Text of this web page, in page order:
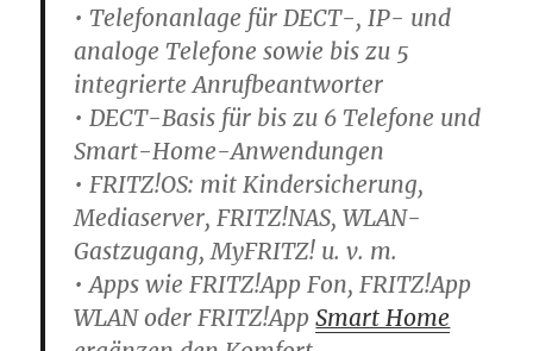
• Telefonanlage für DECT-, IP- und
analoge Telefone sowie bis zu 5
integrierte Anrufbeantworter
• DECT-Basis für bis zu 6 Telefone und
Smart-Home-Anwendungen
• FRITZ!OS: mit Kindersicherung,
Mediaserver, FRITZ!NAS, WLAN-
Gastzugang, MyFRITZ! u. v. m.
• Apps wie FRITZ!App Fon, FRITZ!App
WLAN oder FRITZ!AppSmart Home